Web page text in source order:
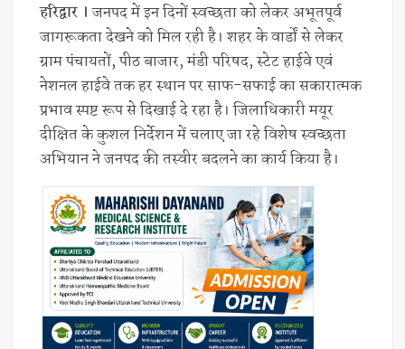
हरिद्वार ।जनपद में इन दिनों स्वच्छता को लेकर अभूतपूर्व
जागरूकता देखने को मिल रही है। शहर के वार्डों से लेकर
ग्राम पंचायतों, पीठ बाजार, मंडी परिषद, स्टेट हाईवे एवं
नेशनल हाईवे तक हर स्थान पर साफ-सफाई का सकारात्मक
प्रभाव स्पष्ट रूप से दिखाई दे रहा है। जिलाधिकारी मयूर
दीक्षित के कुशल निर्देशन में चलाए जा रहे विशेष स्वच्छता
अभियान ने जनपद की तस्वीर बदलने का कार्य किया है।